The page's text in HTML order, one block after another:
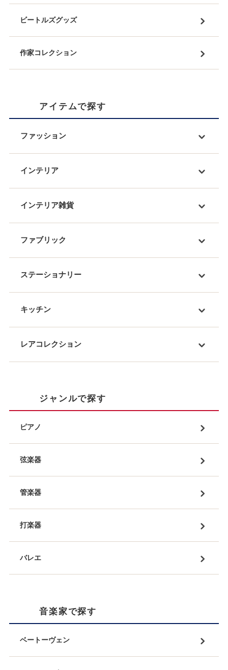
ビートルズグッズ
作家コレクション
アイテムで探す
ファッション
インテリア
インテリア雑貨
ファブリック
ステーショナリー
キッチン
レアコレクション
ジャンルで探す
ピアノ
弦楽器
管楽器
打楽器
バレエ
音楽家で探す
ベートーヴェン